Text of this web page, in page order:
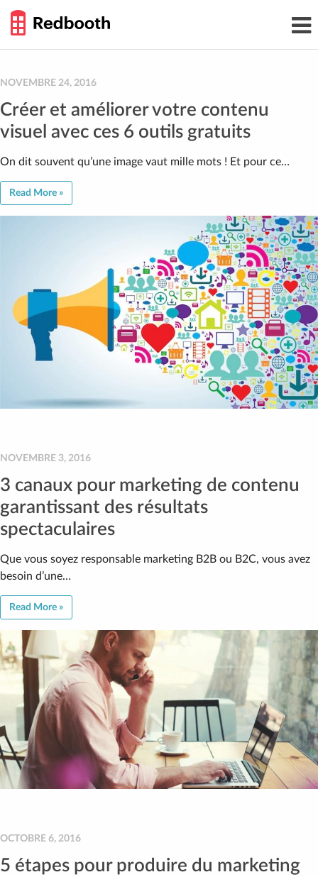
content
GUIDE
NOVEMBRE 24, 2016
Créer et améliorer votre contenu
visuel avec ces 6 outils gratuits
On dit souvent qu’une image vaut mille mots ! Et pour ce…
Read More »
NOVEMBRE 3, 2016
3 canaux pour marketing de contenu
garantissant des résultats
spectaculaires
Que vous soyez responsable marketing B2B ou B2C, vous avez
besoin d’une…
Read More »
OCTOBRE 6, 2016
5 étapes pour produire du marketing